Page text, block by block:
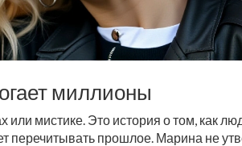
миллионы
или мистике. Это история о том, как
перечитывать прошлое. Марина не